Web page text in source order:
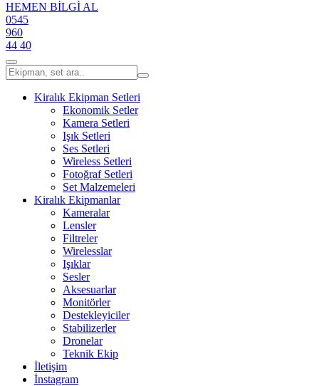
HEMEN BİLGİ AL
0545
960
44 40
Kiralık Ekipman Setleri
Ekonomik Setler
Kamera Setleri
Işık Setleri
Ses Setleri
Wireless Setleri
Fotoğraf Setleri
Set Malzemeleri
Kiralık Ekipmanlar
Kameralar
Lensler
Filtreler
Wirelesslar
Işıklar
Sesler
Aksesuarlar
Monitörler
Destekleyiciler
Stabilizerler
Dronelar
Teknik Ekip
İletişim
İnstagram